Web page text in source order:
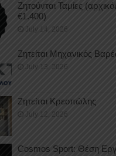
Ζητούνται Ταμίες
€1.400)
July 14, 2026
Ζητείται Μηχανικός
July 13, 2026
Ζητείται Κρεοπώλης
July 12, 2026
Cosmos Sport: Θέση